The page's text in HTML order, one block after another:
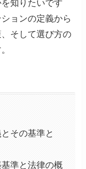
知りたいです
ョンの定義から
そして選び方の
その基準と
準と法律の概